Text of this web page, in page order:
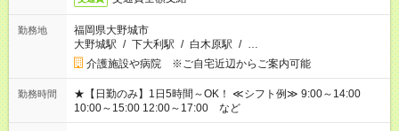
勤務地
福岡県大野城市
大野城駅 / 下大利駅 / 白木原駅 / …
介護施設や病院 ※ご自宅近辺からご案内可能
勤務時間
★【日勤のみ】1日5時間～OK！ ≪シフト例≫ 9:00～14:00
10:00～15:00 12:00～17:00 など